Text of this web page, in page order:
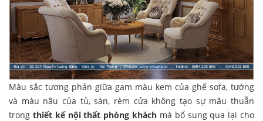
Màu sắc tương phản giữa gam màu kem của ghế sofa, tường
và màu nâu của tủ, sàn, rèm cửa không tạo sự mâu thuẫn
trong thiết kế nội thất phòng khách mà bổ sung qua lại cho